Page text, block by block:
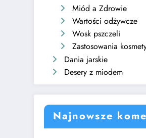
Miód a Zdrowie
Wartości odżywcze
Wosk pszczeli
Zastosowania
Dania jarskie
Desery z miodem
Najnowsze